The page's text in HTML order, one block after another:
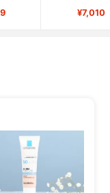
¥7,010